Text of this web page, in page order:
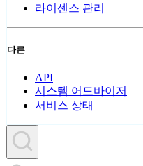
라이센스 관리
다른
API
시스템 어드바이저
서비스 상태